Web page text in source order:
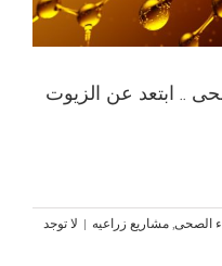
.. ابتعد عن الزيوت
الصحى مشاريع زراعيه | لا توجد